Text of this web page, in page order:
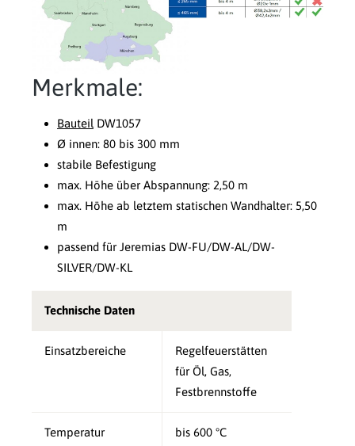
Merkmale:
Bauteil DW1057
Ø innen: 80 bis 300 mm
stabile Befestigung
max. Höhe über Abspannung: 2,50 m
max. Höhe ab letztem statischen Wandhalter: 5,50
m
passend für Jeremias DW-FU/DW-AL/DW-
SILVER/DW-KL
Technische Daten
Einsatzbereiche
Regelfeuerstätten
für Öl, Gas,
Festbrennstoffe
Temperatur bis 600 °C